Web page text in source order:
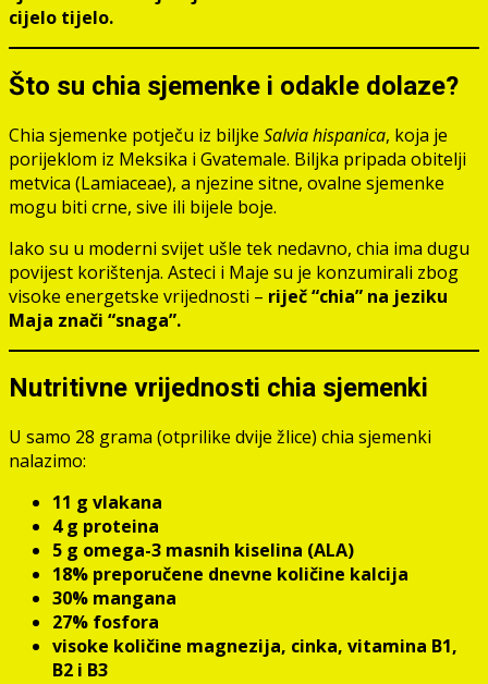
cijelo tijelo.
Što su chia sjemenke i odakle dolaze?
Chia sjemenke potječu iz biljke Salvia hispanica, koja je
porijeklom iz Meksika i Gvatemale. Biljka pripada obitelji
metvica (Lamiaceae), a njezine sitne, ovalne sjemenke
mogu biti crne, sive ili bijele boje.
Iako su u moderni svijet ušle tek nedavno, chia ima dugu
povijest korištenja. Asteci i Maje su je konzumirali zbog
visoke energetske vrijednosti – riječ “chia” na jeziku
Maja znači “snaga”.
Nutritivne vrijednosti chia sjemenki
U samo 28 grama (otprilike dvije žlice) chia sjemenki
nalazimo:
11 g vlakana
4 g proteina
5 g omega-3 masnih kiselina (ALA)
18% preporučene dnevne količine kalcija
30% mangana
27% fosfora
visoke količine magnezija, cinka, vitamina B1,
B2 i B3